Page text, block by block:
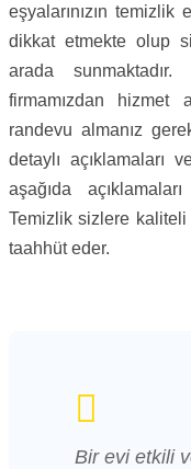
eşyalarınızın
dikkat etmekte olup
arada sunmaktadır.
firmamızdan
randevu almanız
detaylı açıklamaları
aşağıda
Temizlik sizlere
taahhüt eder.
Bir evi etkili